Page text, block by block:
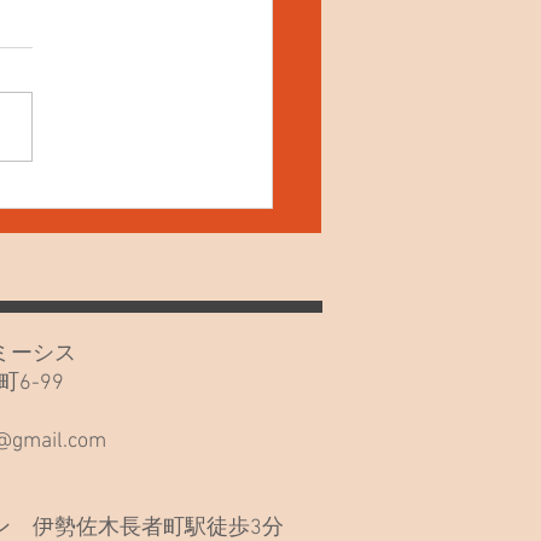
日(月)久しぶりでごめん
🙏
ーシス
6-99
伊勢佐木長者町駅徒歩3分